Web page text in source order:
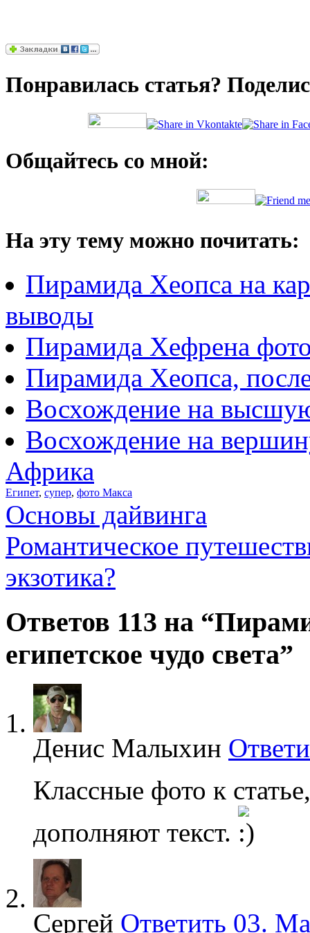
Понравилась статья?
Общайтесь со мной:
На эту тему можно почитать:
Пирамида Хеопса на
выводы
Пирамида Хефрена
Пирамида Хеопса,
Восхождение на
Восхождение на
Африка
Египет, супер, фото Макса
Основы дайвинга
Романтическое
экзотика?
Ответов 113 на
египетское чудо света”
Денис Малыхин
Классные фото к
дополняют текст.
Сергей Ответить 03.